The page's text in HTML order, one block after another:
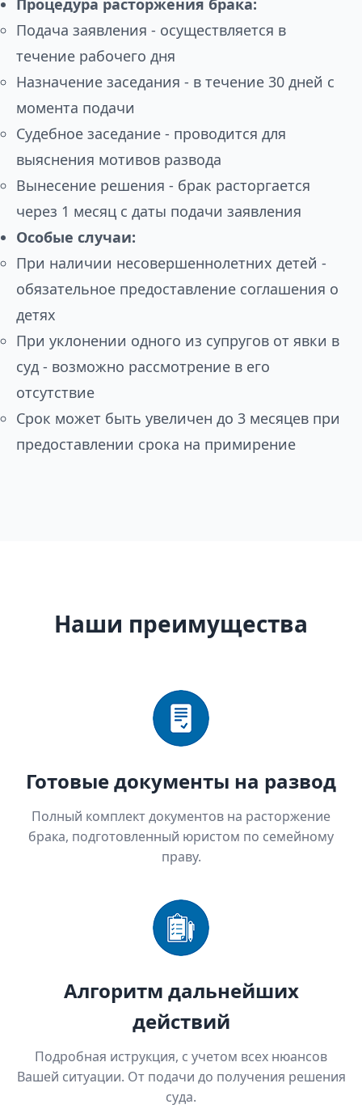
Процедура расторжения брака:
Подача заявления - осуществляется в
течение рабочего дня
Назначение заседания - в течение 30 дней с
момента подачи
Судебное заседание - проводится для
выяснения мотивов развода
Вынесение решения - брак расторгается
через 1 месяц с даты подачи заявления
Особые случаи:
При наличии несовершеннолетних детей -
обязательное предоставление соглашения о
детях
При уклонении одного из супругов от явки в
суд - возможно рассмотрение в его
отсутствие
Срок может быть увеличен до 3 месяцев при
предоставлении срока на примирение
Наши преимущества
Готовые документы на развод
Полный комплект документов на расторжение
брака, подготовленный юристом по семейному
праву.
Алгоритм дальнейших
действий
Подробная иструкция, с учетом всех нюансов
Вашей ситуации. От подачи до получения решения
суда.